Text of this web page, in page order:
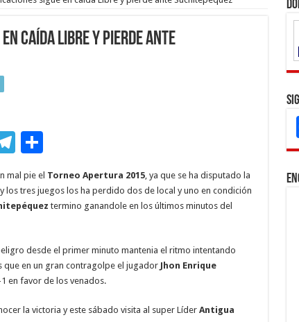
en caída Libre y pierde ante
T
el
e
gr
m
C
o
m
p
ti
r
mal pie el Torneo Apertura 2015, ya que se ha disputado la
y los tres juegos los ha perdido dos de local y uno en condición
termino ganandole en los últimos minutos del
desde el primer minuto mantenia el ritmo intentando
en un gran contragolpe el jugador Jhon Enrique
en favor de los venados.
la victoria y este sábado visita al super LíderAntigua